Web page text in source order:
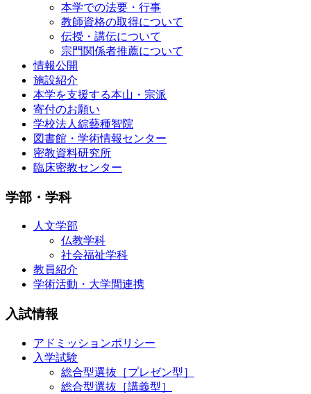
本学での法要・行事
教師資格の取得について
伝授・講伝について
宗門関係者推薦について
情報公開
施設紹介
本学を支援する本山・宗派
寄付のお願い
学校法人綜藝種智院
図書館・学術情報センター
密教資料研究所
臨床密教センター
学部・学科
人文学部
仏教学科
社会福祉学科
教員紹介
学術活動・大学間連携
入試情報
アドミッションポリシー
入学試験
総合型選抜［プレゼン型］
総合型選抜［講義型］